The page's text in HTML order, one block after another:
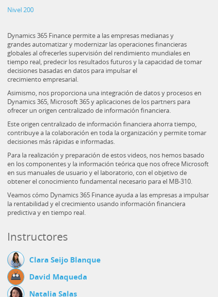
Nivel 200
Dynamics 365 Finance permite a las empresas medianas y
grandes automatizar y modernizar las operaciones financieras
globales al ofrecerles supervisión del rendimiento mundiales en
tiempo real, predecir los resultados futuros y la capacidad de tomar
decisiones basadas en datos para impulsar el
crecimiento empresarial.
Asimismo, nos proporciona una integración de datos y procesos en
Dynamics 365, Microsoft 365 y aplicaciones de los partners para
ofrecer un origen centralizado de información financiera.
Este origen centralizado de información financiera ahorra tiempo,
contribuye a la colaboración en toda la organización y permite tomar
decisiones más rápidas e informadas.
Para la realización y preparación de estos videos, nos hemos basado
en los componentes y la información teórica que nos ofrece Microsoft
en sus manuales de usuario y el laboratorio, con el objetivo de
obtener el conocimiento fundamental necesario para el MB-310.
Veamos cómo Dynamics 365 Finance ayuda a las empresas a impulsar
la rentabilidad y el crecimiento usando información financiera
predictiva y en tiempo real.
Instructores
Clara Seijo Blanque
David Maqueda
Natalia Salas